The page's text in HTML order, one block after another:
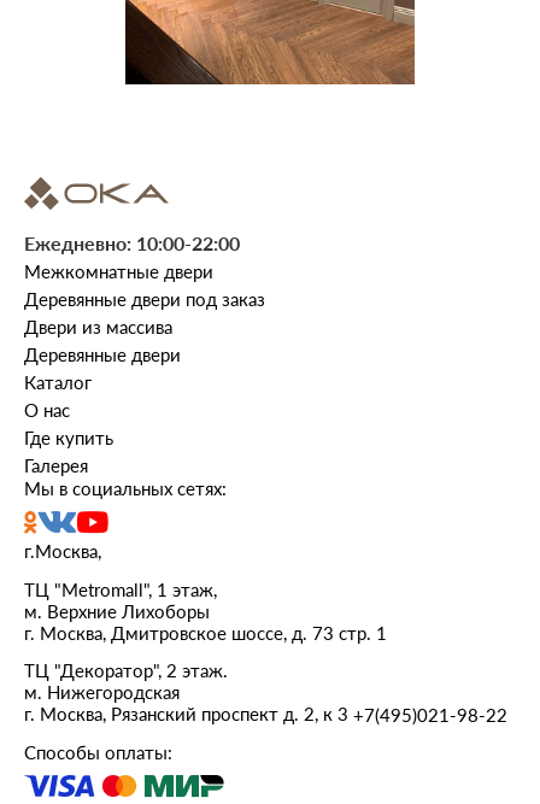
Ежедневно: 10:00-22:00
г.Москва,
ТЦ "Metromall", 1 этаж,
м. Верхние Лихоборы
г. Москва, Дмитровское шоссе, д. 73 стр. 1
ТЦ "Декоратор", 2 этаж.
м. Нижегородская
г. Москва, Рязанский проспект д. 2, к 3 +7(495)021-98-22
Способы оплаты:
Межкомнатные двери
Деревянные двери под заказ
Двери из массива
Деревянные двери
Каталог
О нас
Где купить
Галерея
Мы в социальных сетях: